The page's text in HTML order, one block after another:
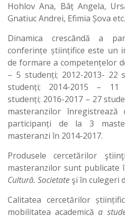
Hohlov Ana, Bâț Angela,
Gnatiuc Andrei, Efimia Șova etc.
Dinamica crescândă a
conferințe științifice este un
de formare a competențelor
– 5 studenți; 2012-2013- 22
studenți; 2014-2015 – 11
studenți; 2016-2017 – 27
masteranzilor
participanți de la 3
masteranzi în 2014-2017.
Produsele cercetărilor
masteranzilor sunt publicate
Cultură. Societate şi în culegeri
Calitatea cercetărilor
mobilitatea academicăa